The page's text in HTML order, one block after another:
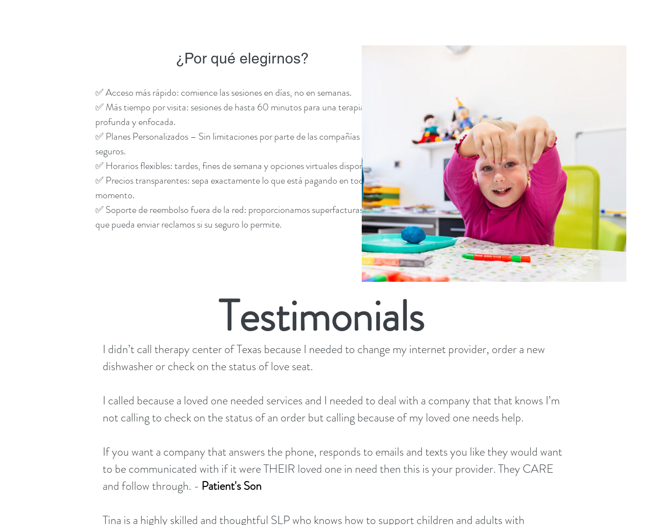
¿Por qué elegirnos?
✅ Acceso más rápido: comience las sesiones en días, no en semanas.
✅ Más tiempo por visita: sesiones de hasta 60 minutos para una terapia más
profunda y enfocada.
✅ Planes Personalizados – Sin limitaciones por parte de las compañías de
seguros.
✅ Horarios flexibles: tardes, fines de semana y opciones virtuales disponibles.
✅ Precios transparentes: sepa exactamente lo que está pagando en todo
momento.
✅ Soporte de reembolso fuera de la red: proporcionamos superfacturas para
que pueda enviar reclamos si su seguro lo permite.
Testimonials
I didn’t call therapy center of Texas because I needed to change my internet provider, order a new
dishwasher or check on the status of love seat.
I called because a loved one needed services and I needed to deal with a company that that knows I’m
not calling to check on the status of an order but calling because of my loved one needs help.
If you want a company that answers the phone, responds to emails and texts you like they would want
to be communicated with if it were THEIR loved one in need then this is your provider. They CARE
and follow through. - Patient's Son
Tina is a highly skilled and thoughtful SLP who knows how to support children and adults with